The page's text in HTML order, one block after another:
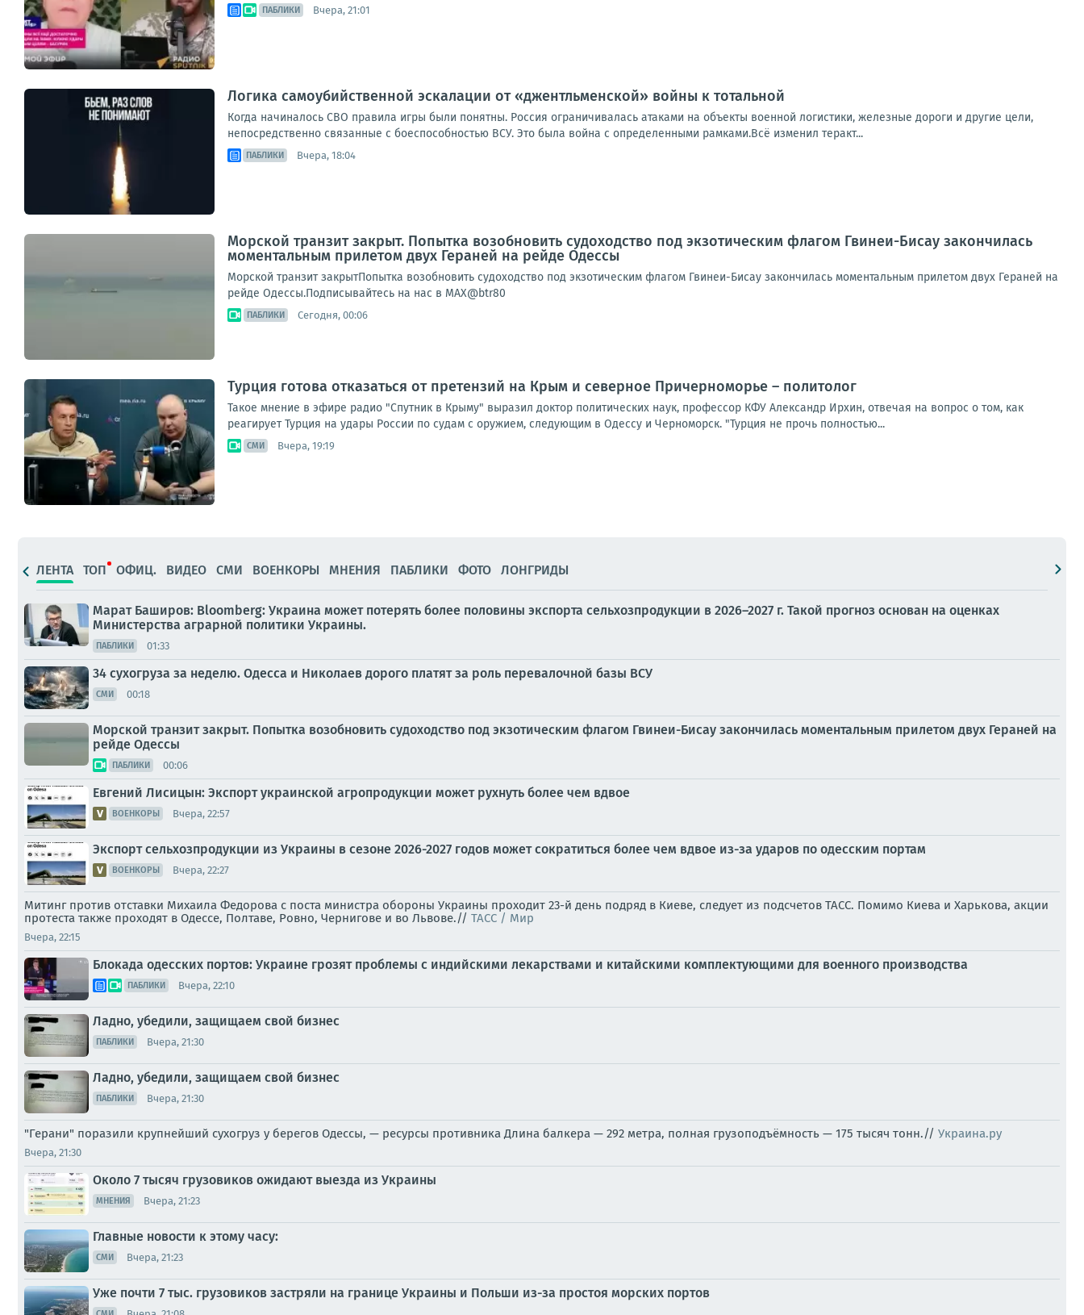
ПАБЛИКИ Вчера, 21:01
Логика самоубийственной эскалации от «джентльменской» войны к тотальной
Когда начиналось СВО правила игры были понятны. Россия ограничивалась атаками на объекты военной логистики, железные дороги и другие цели,
непосредственно связанные с боеспособностью ВСУ. Это была война с определенными рамками.Всё изменил теракт...
ПАБЛИКИ Вчера, 18:04
Морской транзит закрыт. Попытка возобновить судоходство под экзотическим флагом Гвинеи-Бисау закончилась
моментальным прилетом двух Гераней на рейде Одессы
Морской транзит закрытПопытка возобновить судоходство под экзотическим флагом Гвинеи-Бисау закончилась моментальным прилетом двух Гераней на
рейде Одессы.Подписывайтесь на нас в MAX@btr80
ПАБЛИКИ Сегодня, 00:06
Турция готова отказаться от претензий на Крым и северное Причерноморье – политолог
Такое мнение в эфире радио "Спутник в Крыму" выразил доктор политических наук, профессор КФУ Александр Ирхин, отвечая на вопрос о том, как
реагирует Турция на удары России по судам с оружием, следующим в Одессу и Черноморск. "Турция не прочь полностью...
СМИ Вчера, 19:19
ЛЕНТА ТОП ОФИЦ. ВИДЕО СМИ ВОЕНКОРЫ МНЕНИЯ ПАБЛИКИ ФОТО ЛОНГРИДЫ
Марат Баширов: Bloomberg: Украина может потерять более половины экспорта сельхозпродукции в 2026–2027 г. Такой прогноз основан на оценках
Министерства аграрной политики Украины.
ПАБЛИКИ 01:33
34 сухогруза за неделю. Одесса и Николаев дорого платят за роль перевалочной базы ВСУ
СМИ 00:18
Морской транзит закрыт. Попытка возобновить судоходство под экзотическим флагом Гвинеи-Бисау закончилась моментальным прилетом двух Гераней на
рейде Одессы
ПАБЛИКИ 00:06
Евгений Лисицын: Экспорт украинской агропродукции может рухнуть более чем вдвое
ВОЕНКОРЫ Вчера, 22:57
Экспорт сельхозпродукции из Украины в сезоне 2026-2027 годов может сократиться более чем вдвое из-за ударов по одесским портам
ВОЕНКОРЫ Вчера, 22:27
Митинг против отставки Михаила Федорова с поста министра обороны Украины проходит 23-й день подряд в Киеве, следует из подсчетов ТАСС. Помимо Киева и Харькова, акции
протеста также проходят в Одессе, Полтаве, Ровно, Чернигове и во Львове.// ТАСС / Мир
Вчера, 22:15
Блокада одесских портов: Украине грозят проблемы с индийскими лекарствами и китайскими комплектующими для военного производства
ПАБЛИКИ Вчера, 22:10
Ладно, убедили, защищаем свой бизнес
ПАБЛИКИ Вчера, 21:30
Ладно, убедили, защищаем свой бизнес
ПАБЛИКИ Вчера, 21:30
"Герани" поразили крупнейший сухогруз у берегов Одессы, — ресурсы противника Длина балкера — 292 метра, полная грузоподъёмность — 175 тысяч тонн.// Украина.ру
Вчера, 21:30
Около 7 тысяч грузовиков ожидают выезда из Украины
МНЕНИЯ Вчера, 21:23
Главные новости к этому часу:
СМИ Вчера, 21:23
Уже почти 7 тыс. грузовиков застряли на границе Украины и Польши из-за простоя морских портов